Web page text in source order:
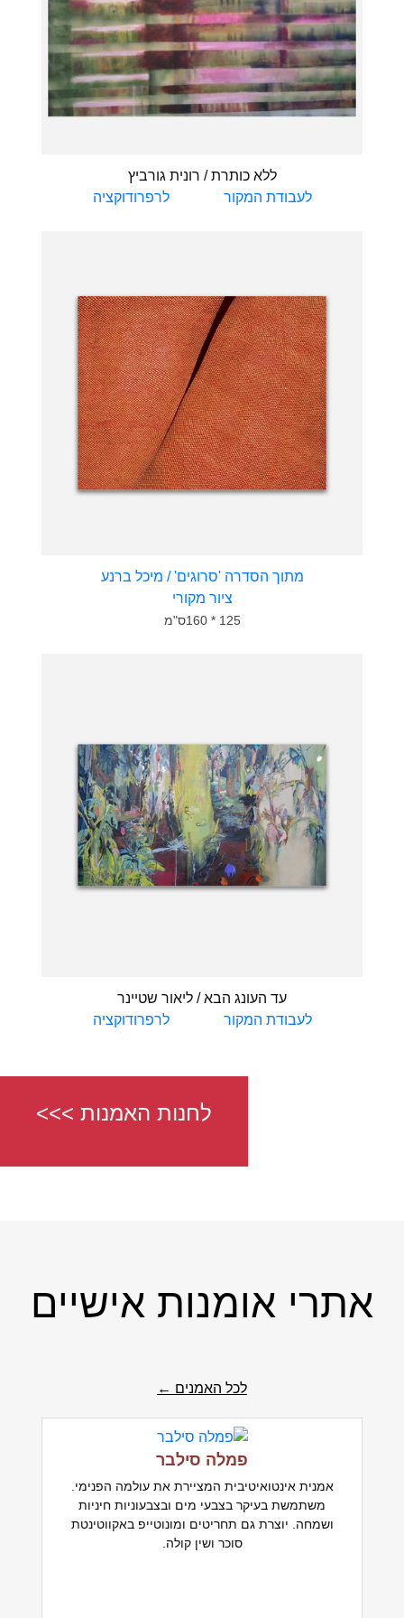
ללא כותרת / רונית גורביץ
לעבודת המקור
לרפרודוקציה
מתוך הסדרה 'סרוגים' / מיכל ברנע
ציור מקורי
125 * 160ס"מ
עד העונג הבא / ליאור שטיינר
לעבודת המקור
לרפרודוקציה
<<< לחנות האמנות
אתרי אומנות אישיים
לכל האמנים ←
פמלה סילבר
אמנית אינטואיטיבית המציירת את עולמה הפנימי.
משתמשת בעיקר בצבעי מים ובצבעוניות חיניות
ושמחה. יוצרת גם תחריטים ומונוטייפ באקווטינטת
סוכר ושין קולה.